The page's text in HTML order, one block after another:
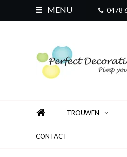
MENU 0478
TROUWEN
CONTACT